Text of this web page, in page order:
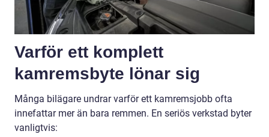
Varför ett komplett
kamremsbyte lönar sig
Många bilägare undrar varför ett kamremsjobb ofta
innefattar mer än bara remmen. En seriös verkstad byter
vanligtvis: